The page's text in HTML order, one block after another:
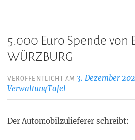
5.000 Euro Spende von
WÜRZBURG
VERÖFFENTLICHT AM 3. Dezember
VerwaltungTafel
Der Automobilzulieferer schreibt: